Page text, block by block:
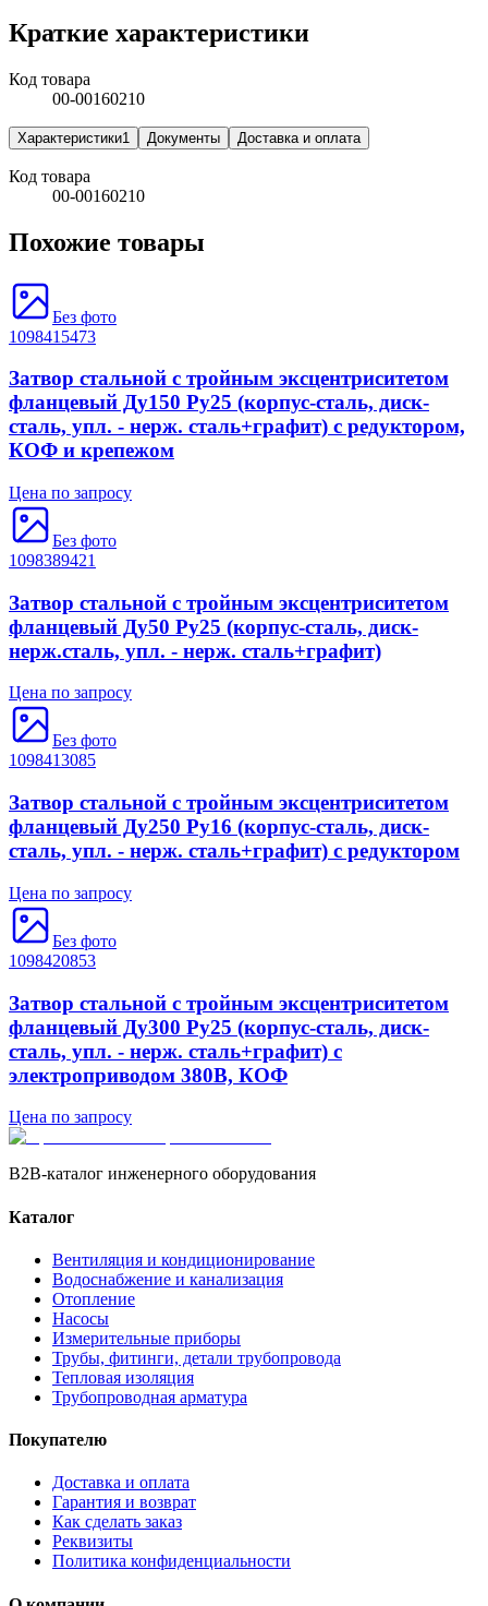
Краткие характеристики
Код товара
00-00160210
Характеристики1 Документы Доставка и оплата
Код товара
00-00160210
Похожие товары
Без фото
1098415473
Затвор стальной с тройным эксцентриситетом
фланцевый Ду150 Ру25 (корпус-сталь, диск-
сталь, упл. - нерж. сталь+графит) с редуктором,
КОФ и крепежом
Цена по запросу
Без фото
1098389421
Затвор стальной с тройным эксцентриситетом
фланцевый Ду50 Ру25 (корпус-сталь, диск-
нерж.сталь, упл. - нерж. сталь+графит)
Цена по запросу
Без фото
1098413085
Затвор стальной с тройным эксцентриситетом
фланцевый Ду250 Ру16 (корпус-сталь, диск-
сталь, упл. - нерж. сталь+графит) с редуктором
Цена по запросу
Без фото
1098420853
Затвор стальной с тройным эксцентриситетом
фланцевый Ду300 Ру25 (корпус-сталь, диск-
сталь, упл. - нерж. сталь+графит) с
электроприводом 380В, КОФ
Цена по запросу
B2B-каталог инженерного оборудования
Каталог
Вентиляция и кондиционирование
Водоснабжение и канализация
Отопление
Насосы
Измерительные приборы
Трубы, фитинги, детали трубопровода
Тепловая изоляция
Трубопроводная арматура
Покупателю
Доставка и оплата
Гарантия и возврат
Как сделать заказ
Реквизиты
Политика конфиденциальности